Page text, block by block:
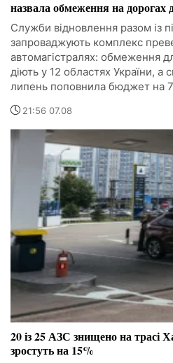
назвала обмеження на дорогах
Служби відновлення разом із
запроваджують комплекс
автомагістралях: обмеження
діють у 12 областях України, а
липень поповнила бюджет на
21:56 07.08
20 із 25 АЗС знищено на трасі
зростуть на 15%